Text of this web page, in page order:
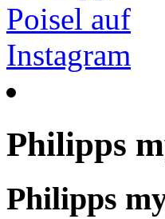
Philipps
Philipps